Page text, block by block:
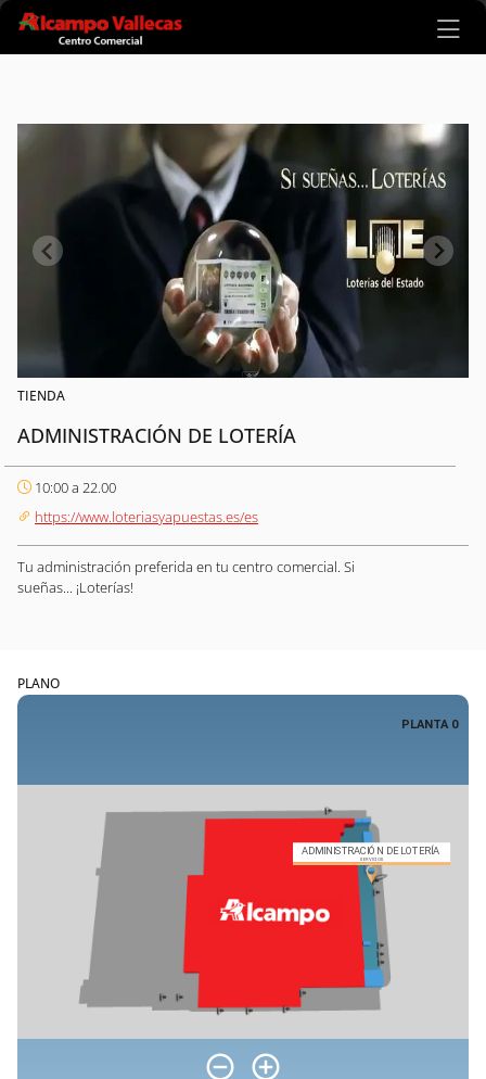
Ir al contenido principal
TIENDA
ADMINISTRACIÓN DE LOTERÍA
10:00 a 22.00
https://www.loteriasyapuestas.es/es
Tu administración preferida en tu centro comercial. Si
sueñas... ¡Loterías!
PLANO